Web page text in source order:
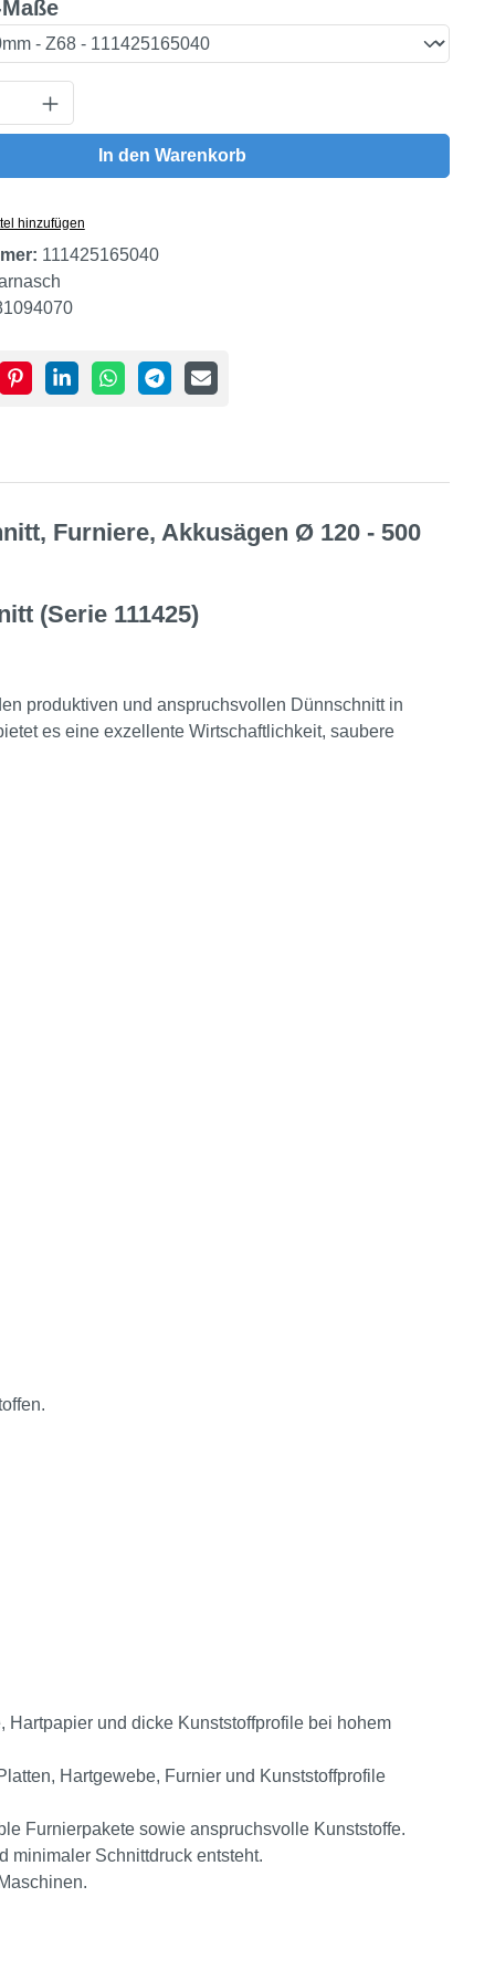
auswählen
Gib den gewünschten Wert ein
In den Warenkorb
hinzufügen
111425165040
Furniere, Akkusägen Ø 120 - 500
(Serie 111425)
produktiven und anspruchsvollen Dünnschnitt in
es eine exzellente Wirtschaftlichkeit, saubere
und dicke Kunststoffprofile bei hohem
Hartgewebe, Furnier und Kunststoffprofile
Furnierpakete sowie anspruchsvolle Kunststoffe.
minimaler Schnittdruck entsteht.